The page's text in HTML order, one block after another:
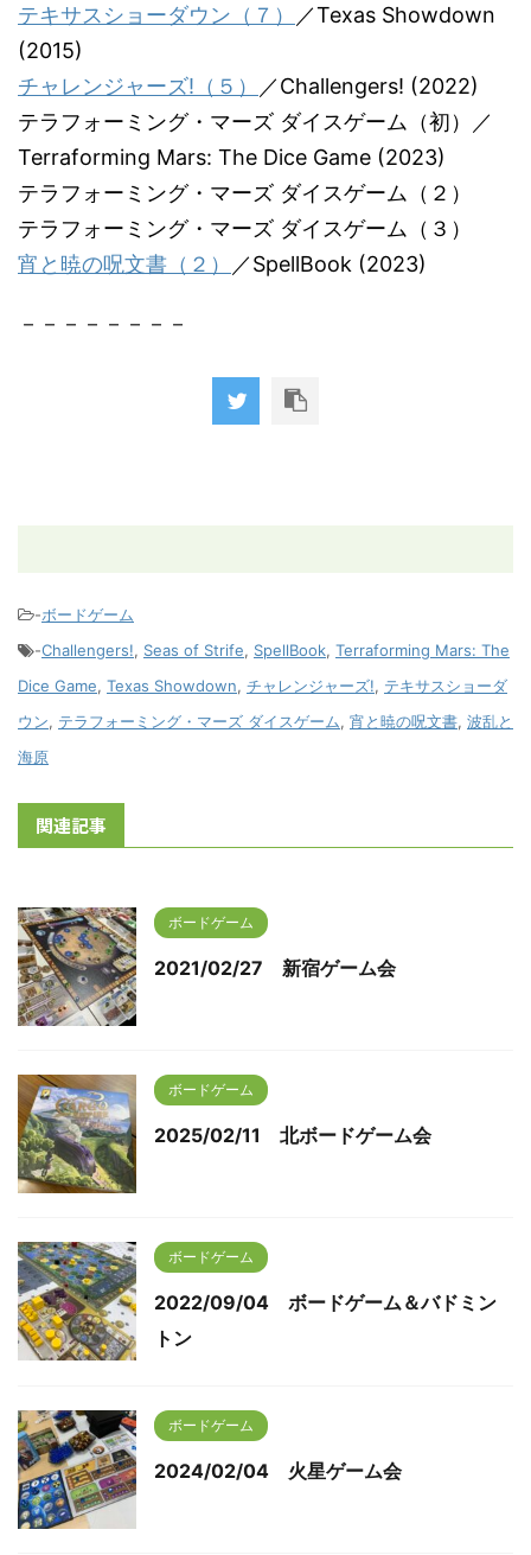
テキサスショーダウン（７）
／Texas Showdown
(2015)
チャレンジャーズ!（５）
／Challengers! (2022)
テラフォーミング・マーズ ダイスゲーム（初）／
Terraforming Mars: The Dice Game (2023)
テラフォーミング・マーズ ダイスゲーム（２）
テラフォーミング・マーズ ダイスゲーム（３）
宵と暁の呪文書（２）
／SpellBook (2023)
－－－－－－－－
-ボードゲーム
-Challengers!, Seas of Strife, SpellBook, Terraforming Mars: The
Dice Game, Texas Showdown, チャレンジャーズ!, テキサスショーダ
ウン, テラフォーミング・マーズ ダイスゲーム, 宵と暁の呪文書, 波乱と
海原
関連記事
ボードゲーム
2021/02/27 新宿ゲーム会
ボードゲーム
2025/02/11 北ボードゲーム会
ボードゲーム
2022/09/04 ボードゲーム＆バドミン
トン
ボードゲーム
2024/02/04 火星ゲーム会